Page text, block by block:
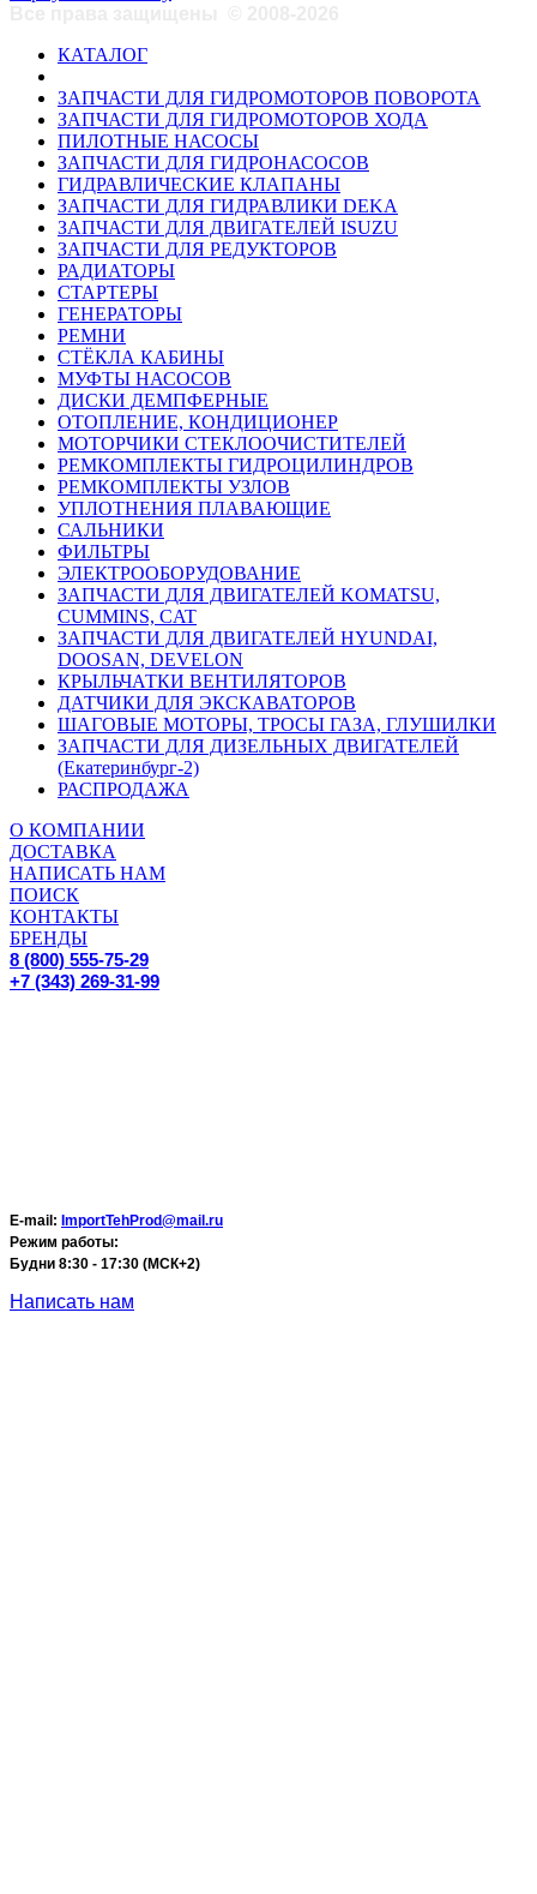
КАТАЛОГ
ЗАПЧАСТИ ДЛЯ ГИДРОМОТОРОВ ПОВОРОТА
ЗАПЧАСТИ ДЛЯ ГИДРОМОТОРОВ ХОДА
ПИЛОТНЫЕ НАСОСЫ
ЗАПЧАСТИ ДЛЯ ГИДРОНАСОСОВ
ГИДРАВЛИЧЕСКИЕ КЛАПАНЫ
ЗАПЧАСТИ ДЛЯ ГИДРАВЛИКИ DEKA
ЗАПЧАСТИ ДЛЯ ДВИГАТЕЛЕЙ ISUZU
ЗАПЧАСТИ ДЛЯ РЕДУКТОРОВ
РАДИАТОРЫ
СТАРТЕРЫ
ГЕНЕРАТОРЫ
РЕМНИ
СТЁКЛА КАБИНЫ
МУФТЫ НАСОСОВ
ДИСКИ ДЕМПФЕРНЫЕ
ОТОПЛЕНИЕ, КОНДИЦИОНЕР
МОТОРЧИКИ СТЕКЛООЧИСТИТЕЛЕЙ
РЕМКОМПЛЕКТЫ ГИДРОЦИЛИНДРОВ
РЕМКОМПЛЕКТЫ УЗЛОВ
УПЛОТНЕНИЯ ПЛАВАЮЩИЕ
САЛЬНИКИ
ФИЛЬТРЫ
ЭЛЕКТРООБОРУДОВАНИЕ
ЗАПЧАСТИ ДЛЯ ДВИГАТЕЛЕЙ KOMATSU,
CUMMINS, CAT
ЗАПЧАСТИ ДЛЯ ДВИГАТЕЛЕЙ HYUNDAI,
DOOSAN, DEVELON
КРЫЛЬЧАТКИ ВЕНТИЛЯТОРОВ
ДАТЧИКИ ДЛЯ ЭКСКАВАТОРОВ
ШАГОВЫЕ МОТОРЫ, ТРОСЫ ГАЗА, ГЛУШИЛКИ
ЗАПЧАСТИ ДЛЯ ДИЗЕЛЬНЫХ ДВИГАТЕЛЕЙ
(Екатеринбург-2)
РАСПРОДАЖА
О КОМПАНИИ
ДОСТАВКА
НАПИСАТЬ НАМ
ПОИСК
КОНТАКТЫ
БРЕНДЫ
8 (800) 555-75-29
+7 (343) 269-31-99
E-mail: ImportTehProd@mail.ru
Режим работы:
Будни 8:30 - 17:30 (МСК+2)
Написать нам